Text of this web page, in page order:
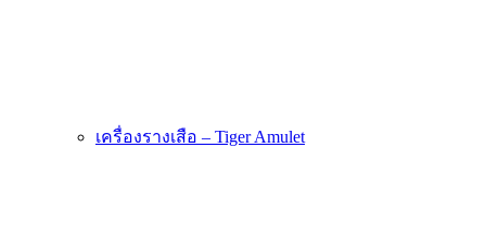
เครื่องรางเสือ – Tiger Amulet